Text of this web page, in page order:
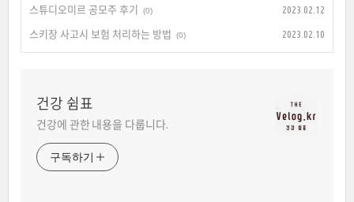
스튜디오미르 공모주 후기 (0) 2023.02.12
스키장 사고시 보험 처리하는 방법 (0) 2023.02.10
건강 쉼표
건강에 관한 내용을 다룹니다.
구독하기